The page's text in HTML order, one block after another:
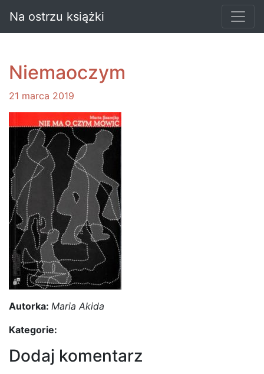
Na ostrzu książki
Niemaoczym
21 marca 2019
Autorka: Maria Akida
Kategorie:
Dodaj komentarz